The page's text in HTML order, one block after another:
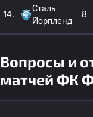
14.
Сталь
Йорпленд
8
Вопросы и
матчей ФК